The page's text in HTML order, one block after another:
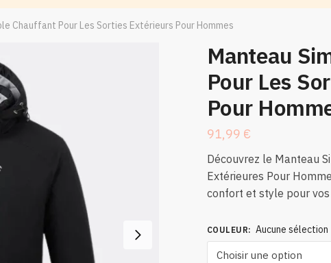
Chauffant Pour Les Sorties Extérieurs Pour Hommes
Manteau
Pour Les
Pour
91,99 €
Découvrez le Manteau
Extérieures Pour
confort et style pour
COULEUR: Aucune sélection